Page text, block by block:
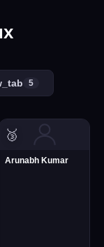
5
🥉
Arunabh Kumar